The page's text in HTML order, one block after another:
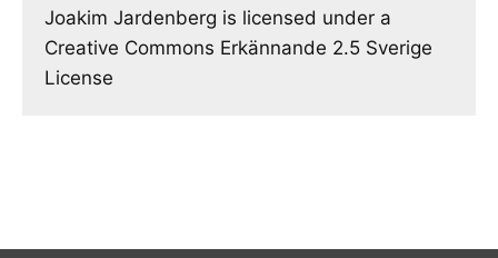
Joakim Jardenberg is licensed under a
Creative Commons Erkännande 2.5 Sverige
License